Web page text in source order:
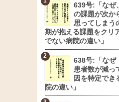
639号:「なぜ
の課題が次か
思ってしまう
期が抱える課題をクリ
でない病院の違い」
638号:「な
患者数が減っ
因を特定でき
院の違い」